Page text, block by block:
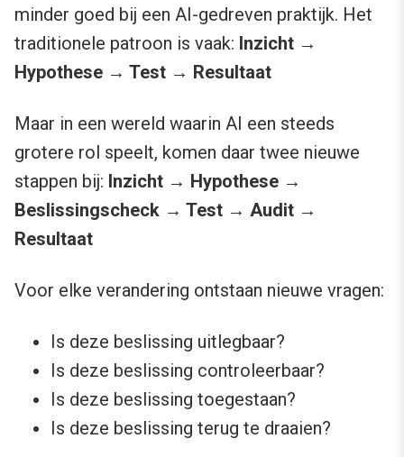
minder goed bij een AI-gedreven praktijk. Het
traditionele patroon is vaak: Inzicht →
Hypothese → Test → Resultaat
Maar in een wereld waarin AI een steeds
grotere rol speelt, komen daar twee nieuwe
stappen bij: Inzicht → Hypothese →
Beslissingscheck → Test → Audit →
Resultaat
Voor elke verandering ontstaan nieuwe vragen:
Is deze beslissing uitlegbaar?
Is deze beslissing controleerbaar?
Is deze beslissing toegestaan?
Is deze beslissing terug te draaien?